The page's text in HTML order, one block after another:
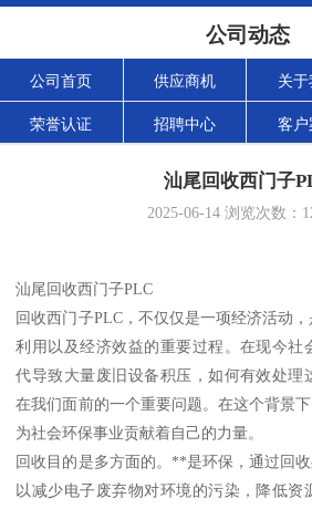
公司动态
公司首页 供应商机 关于
荣誉认证 招聘中心 客户
汕尾回收西门子
2025-06-14 浏览次数：
汕尾回收西门子PLC
回收西门子PLC，不仅仅是一项经济活动
利用以及经济效益的重要过程。在现今社
代导致大量废旧设备积压，如何有效处理
在我们面前的一个重要问题。在这个背景
为社会环保事业贡献着自己的力量。
回收目的是多方面的。**是环保，通过回
以减少电子废弃物对环境的污染，降低资